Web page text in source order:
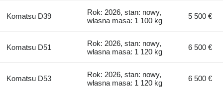
Komatsu D39
Rok: 2026, stan: nowy,
własna masa: 1 100 kg
5 500 €
Komatsu D51
Rok: 2026, stan: nowy,
własna masa: 1 120 kg
6 500 €
Komatsu D53
Rok: 2026, stan: nowy,
własna masa: 1 120 kg
6 500 €